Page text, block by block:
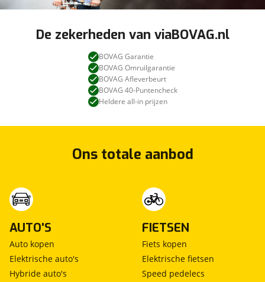
De zekerheden van viaBOVAG.nl
BOVAG Garantie
BOVAG Omruilgarantie
BOVAG Afleverbeurt
BOVAG 40-Puntencheck
Heldere all-in prijzen
Ons totale aanbod
AUTO'S
Auto kopen
Elektrische auto's
Hybride auto's
FIETSEN
Fiets kopen
Elektrische fietsen
Speed pedelecs